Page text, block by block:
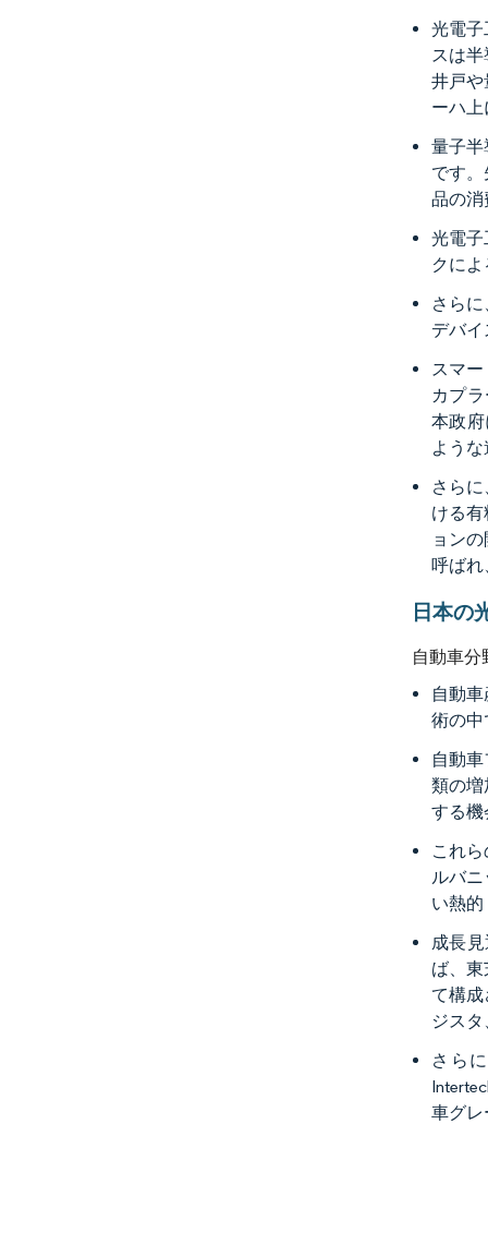
光電
スは
井戸
ーハ上
量子
です
品の消
光電
クに
さら
デバ
スマ
カプ
本政
よう
さら
ける
ョン
呼ばれ
日本の
自動車分
自動
術の中
自動
類の
する機
これ
ルバ
い熱
成長
ば、
て構
ジス
さら
車グレ